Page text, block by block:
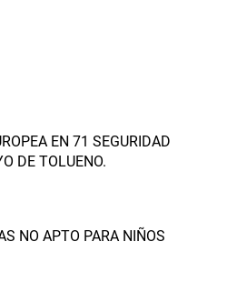
EN 71 SEGURIDAD
DE TOLUENO.
NO APTO PARA NIÑOS